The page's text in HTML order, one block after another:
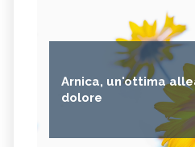
Arnica, un'ottima
dolore